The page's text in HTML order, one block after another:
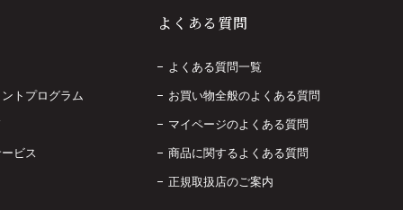
トプログラム
ビス
よくある質問
よくある質問一覧
お買い物全般のよくある質問
マイページのよくある質問
商品に関するよくある質問
正規取扱店のご案内